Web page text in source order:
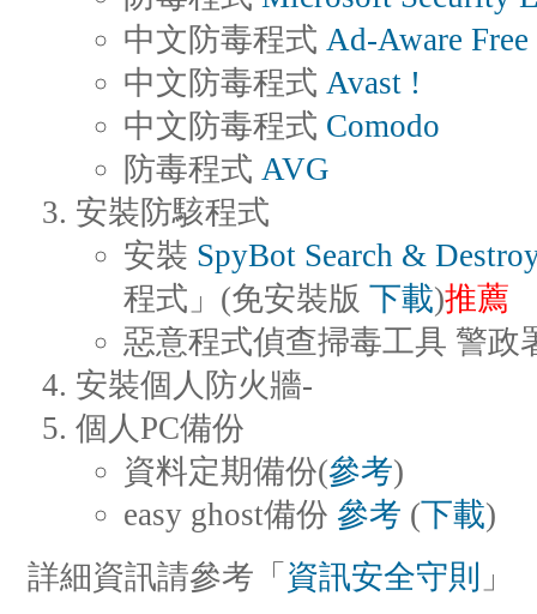
中文防毒程式 Ad-Aware Free
中文防毒程式 Avast !
中文防毒程式 Comodo
防毒程式 AVG
安裝防駭程式
安裝 SpyBot Search &
程式」(免安裝版 下載)推薦
惡意程式偵查掃毒工具 警政
安裝個人防火牆-
個人PC備份
資料定期備份(參考)
easy ghost備份 參考 (下載)
詳細資訊請參考「 資訊安全守則 」